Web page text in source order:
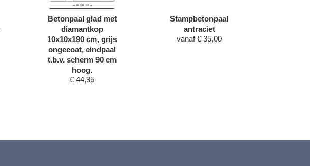
Betonpaal glad met
diamantkop
10x10x190 cm, grijs
ongecoat, eindpaal
t.b.v. scherm 90 cm
hoog.
€ 44,95
Stampbetonpaal
antraciet
vanaf € 35,00